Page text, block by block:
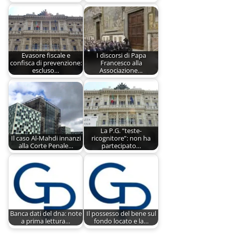
Evasore fiscale e
confisca di prevenzione:
escluso…
I discorsi di Papa
Francesco alla
Associazione…
Il caso Al-Mahdi innanzi
alla Corte Penale…
La P.G. “teste-
ricognitore”: non ha
partecipato…
Banca dati del dna: note
a prima lettura…
Il possesso del bene sul
fondo locato e la…